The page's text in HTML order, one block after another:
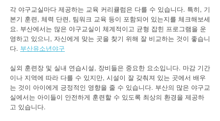
각 야구교실마다 제공하는 교육 커리큘럼은 다를 수 있습니다. 특히, 기
본기 훈련, 체력 단련, 팀워크 교육 등이 포함되어 있는지를 체크해보세
요. 부산에서는 많은 야구교실이 체계적이고 균형 잡힌 프로그램을 운
영하고 있으니, 자신에게 맞는 곳을 찾기 위해 잘 비교하는 것이 좋습니
다. 부산유소년야구
실외 훈련장 및 실내 연습시설, 장비들은 중요한 요소입니다. 마감 기간
이나 지역에 따라 다를 수 있지만, 시설이 잘 갖춰져 있는 곳에서 배우
는 것이 아이에게 긍정적인 영향을 줄 수 있습니다. 부산의 많은 야구교
실에서는 아이들이 안전하게 훈련할 수 있도록 최상의 환경을 제공하
고 있습니다.